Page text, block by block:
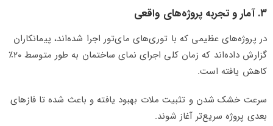
۳. آمار و تجربه پروژه‌های واقعی
در پروژه‌های عظیمی که با توری‌های مای‌تور اجرا شده‌اند، پیمانکاران
گزارش داده‌اند که زمان کلی اجرای نمای ساختمان به طور متوسط ۲۰٪
کاهش یافته است.
سرعت خشک شدن و تثبیت ملات بهبود یافته و باعث شده تا فازهای
بعدی پروژه سریع‌تر آغاز شوند.